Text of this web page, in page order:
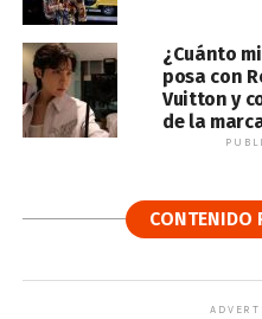
¿Cuánto
posa con
Vuitton y
de la
CONTENIDO